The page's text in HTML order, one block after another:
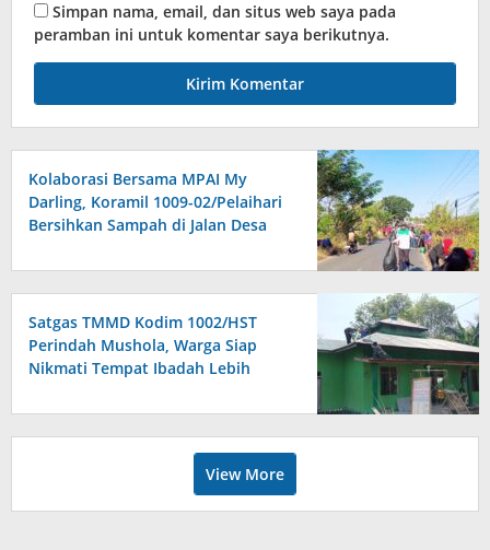
Simpan nama, email, dan situs web saya pada
peramban ini untuk komentar saya berikutnya.
Kolaborasi Bersama MPAI My
Darling, Koramil 1009-02/Pelaihari
Bersihkan Sampah di Jalan Desa
Satgas TMMD Kodim 1002/HST
Perindah Mushola, Warga Siap
Nikmati Tempat Ibadah Lebih
View More